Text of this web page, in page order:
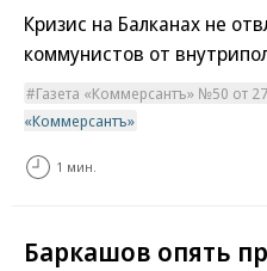
Кризис на Балканах не
коммунистов от
Газета «Коммерсантъ» №50 от
«Коммерсантъ»
1 мин.
Баркашов опять